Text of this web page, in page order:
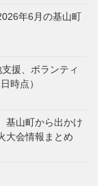
年6月の基山町
援、ボランティ
時点）
基山町から出かけ
大会情報まとめ